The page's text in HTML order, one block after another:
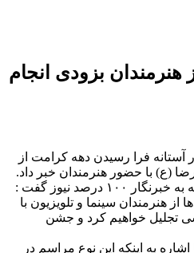
هنرمندان بزودی انجام
فرا رسیدن دهه کرامت از
(ع) با حضور هنرمندان خبر داد.
حاج داوود افشار در همین رابطه به خبرنگار ۱۰۰ درصد نیوز گفت :
از هنرمندان سینما و تلویزیون با
تجلیل خواهیم کرد و جشن
به اینکه این نوع مراسم در